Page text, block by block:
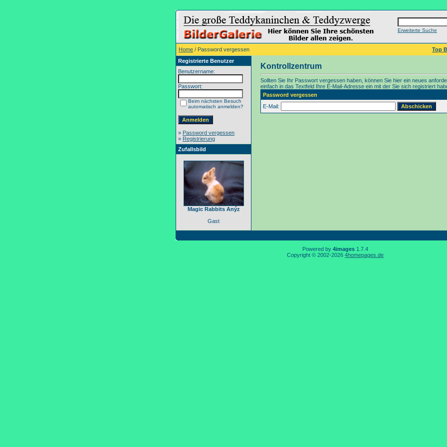
Erweiterte Suche
Home / Password vergessen Top
Registrierte Benutzer
Benutzername:
Passwort:
Beim nächsten Besuch
automatisch anmelden?
» Password vergessen
» Registrierung
Zufallsbild
Magic Rabbits Anýz
Gast
Kontrollzentrum
Sollten Sie Ihr Passwort vergessen haben, können Sie hier ein neues
einfach in das Textfeld Ihre E-Mail-Adresse ein mit der Sie sich registriert
Password vergessen
E-Mail:
Powered by 4images 1.7.4
Copyright © 2002-2026 4homepages.de